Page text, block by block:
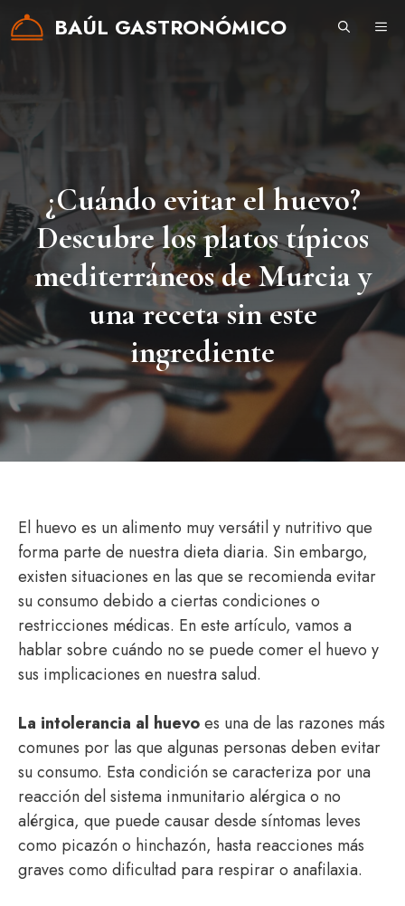
Saltar
BAÚL GASTRONÓMICO
¿Cuándo evitar el huevo?
Descubre los platos típicos
mediterráneos de Murcia y
una receta sin este
ingrediente
El huevo es un alimento muy versátil y nutritivo que
forma parte de nuestra dieta diaria. Sin embargo,
existen situaciones en las que se recomienda evitar
su consumo debido a ciertas condiciones o
restricciones médicas. En este artículo, vamos a
hablar sobre cuándo no se puede comer el huevo y
sus implicaciones en nuestra salud.
La intolerancia al huevoes una de las razones más
comunes por las que algunas personas deben evitar
su consumo. Esta condición se caracteriza por una
reacción del sistema inmunitario alérgica o no
alérgica, que puede causar desde síntomas leves
como picazón o hinchazón, hasta reacciones más
graves como dificultad para respirar o anafilaxia.